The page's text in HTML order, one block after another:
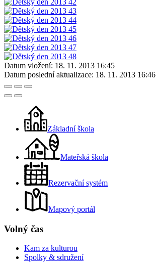
Datum vložení: 18. 11. 2013 16:45
Datum poslední aktualizace: 18. 11. 2013 16:46
Základní škola
Mateřská škola
Rezervační systém
Mapový portál
Volný čas
Kam za kulturou
Spolky & sdružení